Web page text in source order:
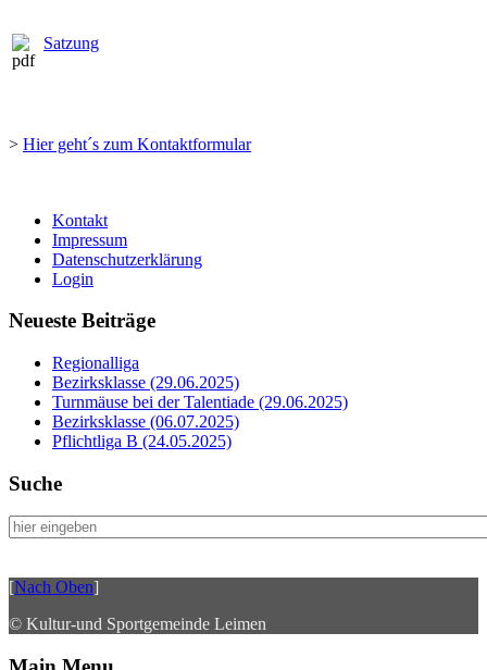
Satzung
> Hier geht´s zum Kontaktformular
Kontakt
Impressum
Datenschutzerklärung
Login
Neueste Beiträge
Regionalliga
Bezirksklasse (29.06.2025)
Turnmäuse bei der Talentiade (29.06.2025)
Bezirksklasse (06.07.2025)
Pflichtliga B (24.05.2025)
Suche
[Nach Oben]
© Kultur-und Sportgemeinde Leimen